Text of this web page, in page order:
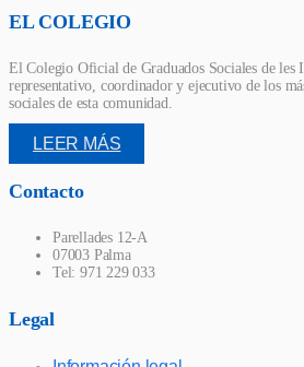
EL COLEGIO
El Colegio Oficial de Graduados Sociales de les
representativo, coordinador y ejecutivo de los
sociales de esta comunidad.
LEER MÁS
Contacto
Parellades 12-A
07003 Palma
Tel: 971 229 033
Legal